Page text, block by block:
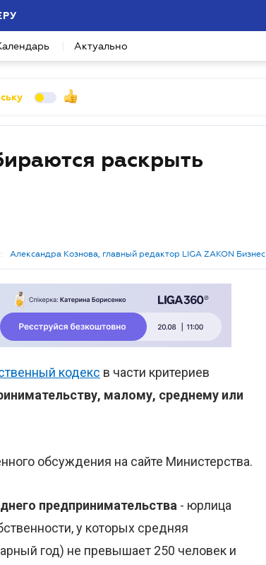
Актуально
раскрыть
Александра Кознова, главный редактор LIGA ZAKON Бизнес
кодекс в части критериев
малому, среднему или
обсуждения на сайте Министерства.
предпринимательства - юрлица
у которых средняя
год) не превышает 250 человек и